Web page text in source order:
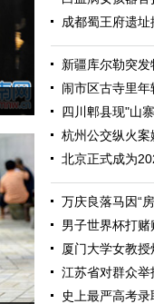
成都蜀王府遗
新疆库尔勒突
闹市区古寺里
四川郫县现"山
杭州公交纵火
北京正式成为
万庆良落马因“
男子世界杯打
厦门大学女教
江苏省对群众
史上最严高考